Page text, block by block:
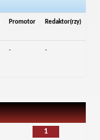
Promotor Redaktor(rzy)
- -
1